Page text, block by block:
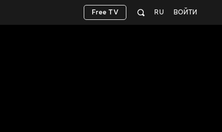
ВОЙТИ
RU
Free TV